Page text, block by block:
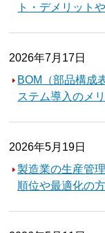
ト・デメリット
2026年7月17日
BOM（部品構成
ステム導入のメ
2026年5月19日
製造業の生産管
順位や最適化の